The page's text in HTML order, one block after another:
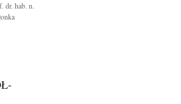
dr. hab. n.